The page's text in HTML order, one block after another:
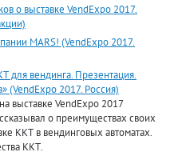
о выставке VendExpo 2017.
MARS! (VendExpo 2017.
для вендинга. Презентация.
(VendExpo 2017. Россия)
выставке VendExpo 2017
о преимуществах своих
ККТ в вендинговых автоматах.
ККТ.